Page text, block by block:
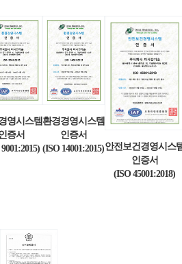
영시스템
증서
환경경영시스템
인증서
(ISO 14001:2015)안전보건경영시스
인증서
(ISO 45001:2018)